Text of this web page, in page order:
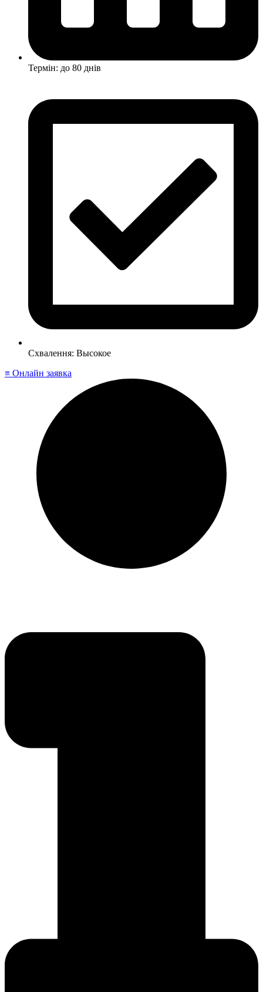
Термін: до 80 днів
Схвалення: Высокое
≡ Онлайн заявка